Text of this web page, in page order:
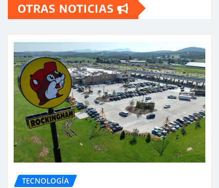
OTRAS NOTICIAS
TECNOLOGÍA